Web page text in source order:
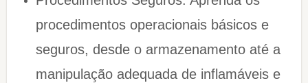
procedimentos operacionais básicos e
seguros, desde o armazenamento até a
manipulação adequada de inflamáveis e